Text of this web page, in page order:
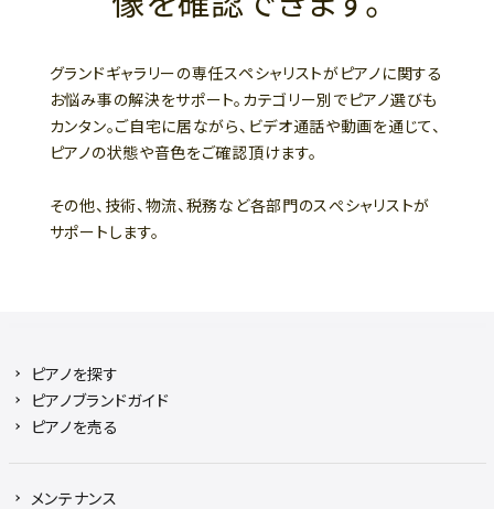
グランドギャラリーの専任スペシャリストがピアノに関する
お悩み事の解決をサポート。カテゴリー別でピアノ選びも
カンタン。ご自宅に居ながら、ビデオ通話や動画を通じて、
ピアノの状態や音色をご確認頂けます。
その他、技術、物流、税務など各部門のスぺシャリストが
サポートします。
ピアノを探す
ピアノブランドガイド
ピアノを売る
メンテナンス